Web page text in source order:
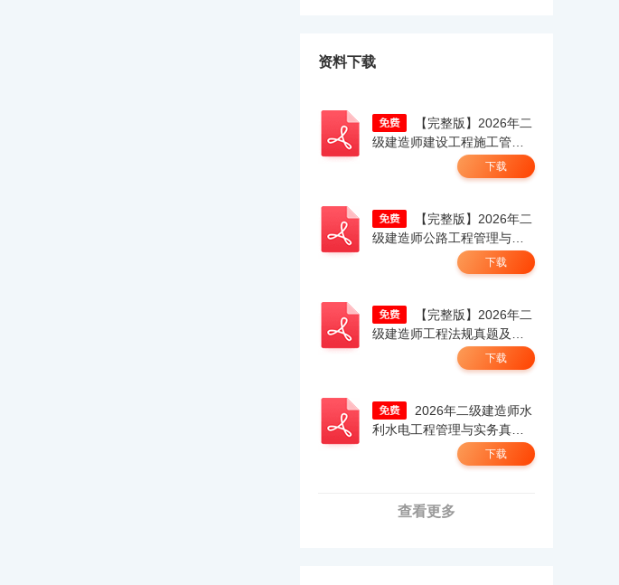
资料下载
级建造师建设工程施工管理
真题答案及解析（考生回忆
下载
级建造师公路工程管理与实
务真题解析（考生回忆
下载
级建造师工程法规真题及答
案解析（5.30）（考生回忆
下载
利水电工程管理与实务真题
答案及解析（考生回忆
下载
查看更多